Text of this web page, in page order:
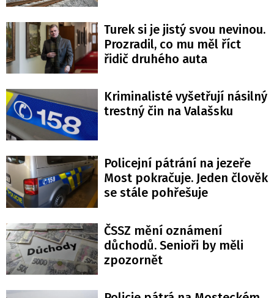
Turek si je jistý svou nevinou.
Prozradil, co mu měl říct
řidič druhého auta
Kriminalisté vyšetřují násilný
trestný čin na Valašsku
Policejní pátrání na jezeře
Most pokračuje. Jeden člověk
se stále pohřešuje
ČSSZ mění oznámení
důchodů. Senioři by měli
zpozornět